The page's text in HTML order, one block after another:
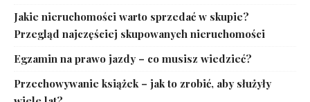
Jakie nieruchomości warto sprzedać w skupie?
Przegląd najczęściej skupowanych nieruchomości
Egzamin na prawo jazdy – co musisz wiedzieć?
Przechowywanie książek – jak to zrobić, aby służyły